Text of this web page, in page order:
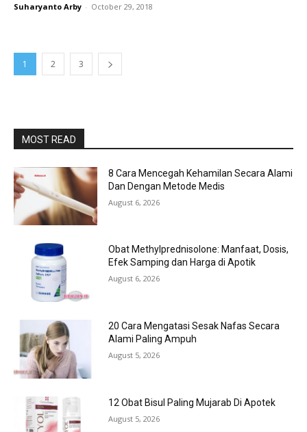
Suharyanto Arby - October 29, 2018
1 2 3
MOST READ
8 Cara Mencegah Kehamilan Secara Alami
Dan Dengan Metode Medis
August 6, 2026
Obat Methylprednisolone: Manfaat, Dosis,
Efek Samping dan Harga di Apotik
August 6, 2026
20 Cara Mengatasi Sesak Nafas Secara
Alami Paling Ampuh
August 5, 2026
12 Obat Bisul Paling Mujarab Di Apotek
August 5, 2026